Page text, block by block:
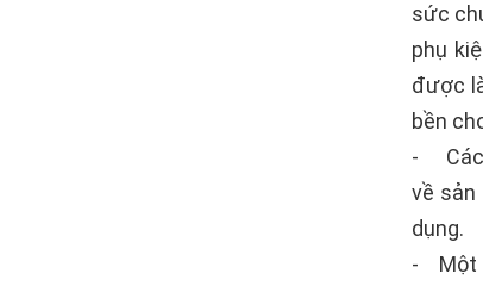
sức
phụ
được
bền
- Các
về sản
dụng.
- Một